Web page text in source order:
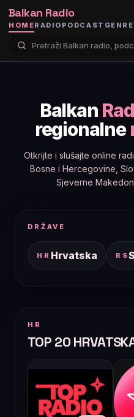
Balkan Radio
HOMERADIO PODCAST
Balkan
regionalne
Otkrijte i slušajte online
Bosne i Hercegovine,
Sjeverne
DRŽAVE
HR Hrvatska RS
HR
TOP 20